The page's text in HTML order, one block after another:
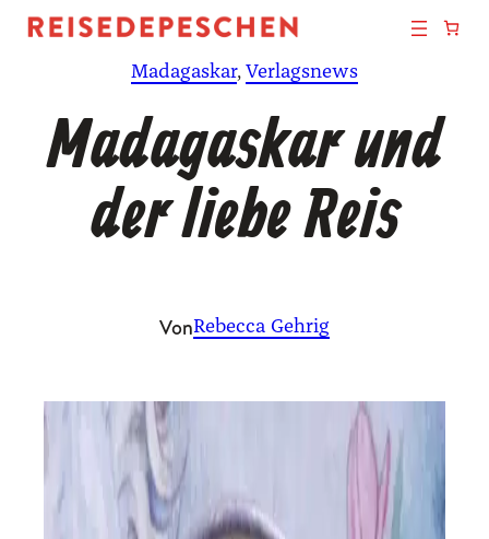
Zum
Madagaskar, Verlagsnews
Madagaskar und
der liebe Reis
VonRebecca Gehrig